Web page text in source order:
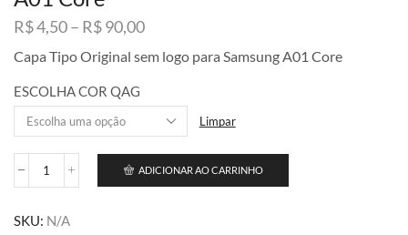
R$4,50– R$90,00Faixa
preço:
através
R$ 90,00
Capa Tipo Original sem logo para Samsung A01 Core
ESCOLHA COR QAG
Limpar
A01
ADICIONAR AO CARRINHO
SKU: N/A